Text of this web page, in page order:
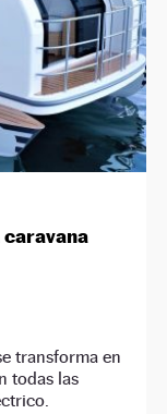
transforma en
todas las